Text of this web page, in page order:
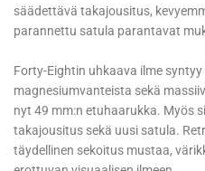
säädettävä takajousitus,
parannettu satula parantavat
Forty-Eightin uhkaava ilme
magnesiumvanteista sekä
nyt 49 mm:n etuhaarukka. Myös
takajousitus sekä uusi satula.
täydellinen sekoitus mustaa,